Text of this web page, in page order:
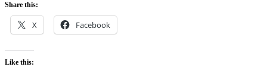
Share this:
X Facebook
Like this: